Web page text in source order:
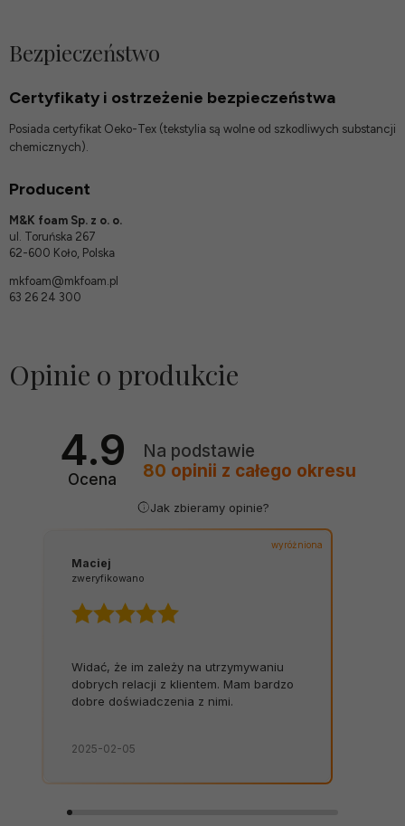
Bezpieczeństwo
Certyfikaty i ostrzeżenie bezpieczeństwa
Posiada certyfikat Oeko-Tex (tekstylia są wolne od szkodliwych substancji
chemicznych).
Producent
M&K foam Sp. z o. o.
ul. Toruńska 267
62-600 Koło, Polska
mkfoam@mkfoam.pl
63 26 24 300
Opinie o produkcie
4.9
Ocena
Na podstawie
80 opinii z całego okresu
Jak zbieramy opinie?
wyróżniona
Maciej
zweryfikowano
Widać, że im zależy na utrzymywaniu
dobrych relacji z klientem. Mam bardzo
dobre doświadczenia z nimi.
2025-02-05